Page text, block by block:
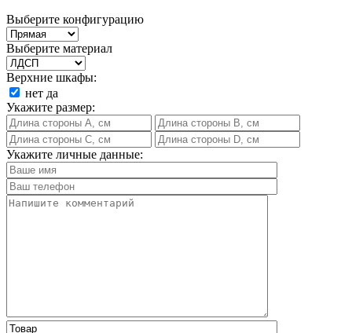
Выберите конфигурацию
Выберите материал
Верхние шкафы:
нет да
Укажите размер:
Укажите личные данные: